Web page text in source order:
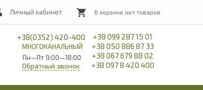
Личный кабинет
+38(0352) 420-400
МНОГОКАНАЛЬНЫЙ
Пн—Пт 9:00—18:00
+38 099 287 15 01
+38 050 886 87 33
+38 067 679 88 02
+38 097 8 420 400
Обратный звонок